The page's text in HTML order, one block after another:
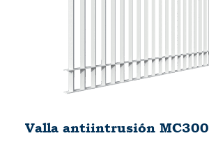
Valla antiintrusión MC300